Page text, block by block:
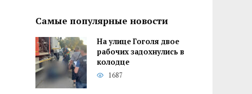
Самые популярные новости
На улице Гоголя двое
рабочих задохнулись в
колодце
1687